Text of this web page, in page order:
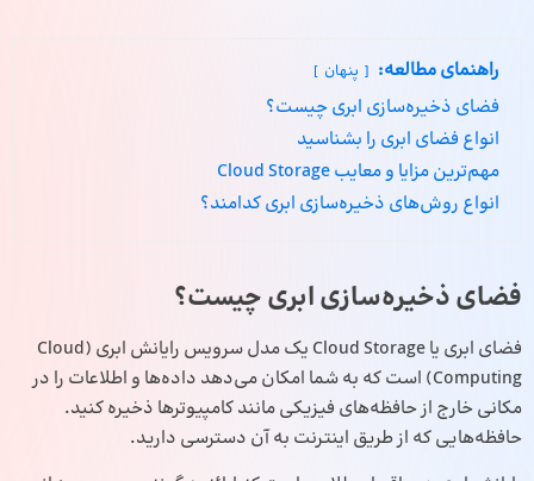
راهنمای مطالعه: پنهان
فضای ذخیره‌سازی ابری چیست؟
انواع فضای ابری را بشناسید
مهم‌ترین مزایا و معایب Cloud Storage
انواع روش‌های ذخیره‌سازی ابری کدامند؟
فضای ذخیره‌سازی ابری چیست؟
فضای ابری یا Cloud Storage یک مدل سرویس رایانش ابری (Cloud
Computing) است که به شما امکان می‌دهد داده‌ها و اطلاعات را در
مکانی خارج از حافظه‌های فیزیکی مانند کامپیوترها ذخیره کنید.
حافظه‌هایی که از طریق اینترنت به آن دسترسی دارید.